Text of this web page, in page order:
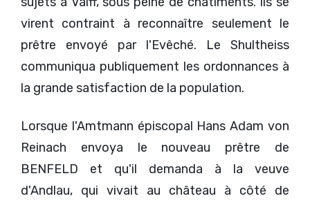
virent contraint à reconnaître seulement le
prêtre envoyé par l'Evêché. Le Shultheiss
communiqua publiquement les ordonnances à
la grande satisfaction de la population.
Lorsque l'Amtmann épiscopal Hans Adam von
Reinach envoya le nouveau prêtre de
BENFELD et qu'il demanda à la veuve
d'Andlau, qui vivait au château à côté de